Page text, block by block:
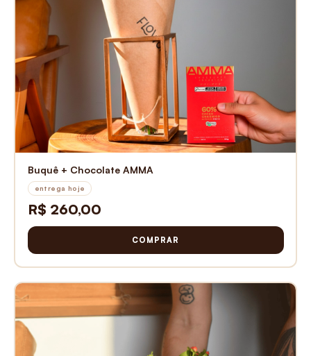
Buquê + Chocolate AMMA
entrega hoje
R$ 260,00
COMPRAR